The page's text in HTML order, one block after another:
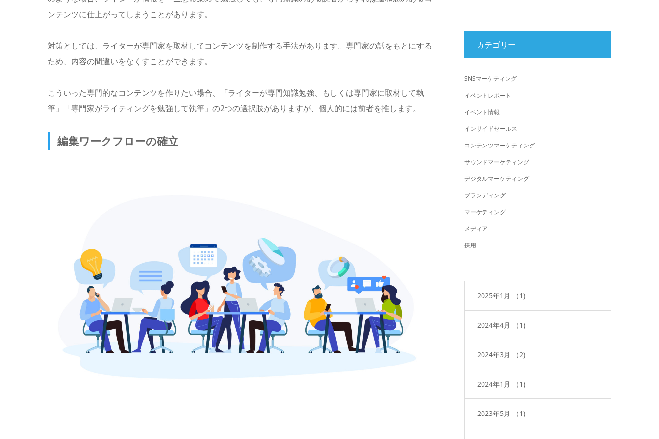
ンテンツに仕上がってしまうことがあります。
対策としては、ライターが専門家を取材してコンテンツを制作する手法があります。専門家の話をもとにする
ため、内容の間違いをなくすことができます。
こういった専門的なコンテンツを作りたい場合、「ライターが専門知識勉強、もしくは専門家に取材して執
筆」「専門家がライティングを勉強して執筆」の2つの選択肢がありますが、個人的には前者を推します。
編集ワークフローの確立
カテゴリー
SNSマーケティング
イベントレポート
イベント情報
インサイドセールス
コンテンツマーケティング
サウンドマーケティング
デジタルマーケティング
ブランディング
マーケティング
メディア
採用
2025年1月 （1)
2024年4月 （1)
2024年3月 （2)
2024年1月 （1)
2023年5月 （1)